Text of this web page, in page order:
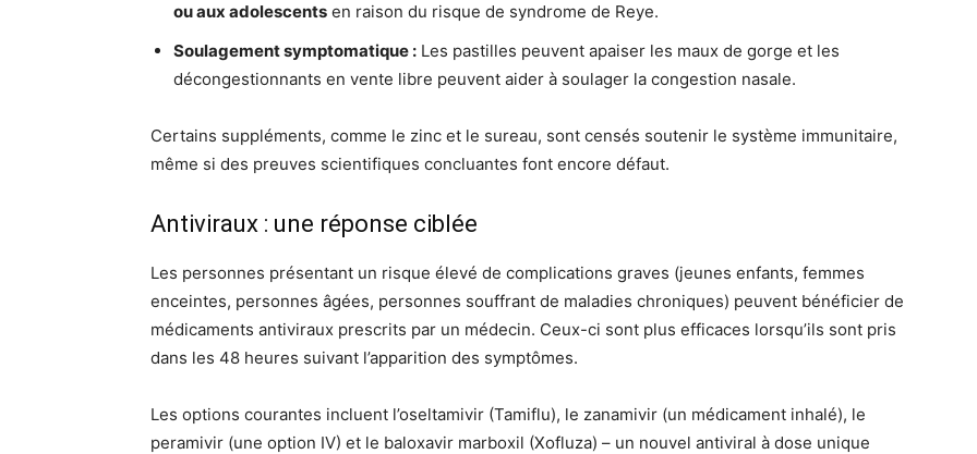
ou aux adolescents en raison du risque de syndrome de Reye.
Soulagement symptomatique : Les pastilles peuvent apaiser les maux de gorge et les
décongestionnants en vente libre peuvent aider à soulager la congestion nasale.
Certains suppléments, comme le zinc et le sureau, sont censés soutenir le système immunitaire,
même si des preuves scientifiques concluantes font encore défaut.
Antiviraux : une réponse ciblée
Les personnes présentant un risque élevé de complications graves (jeunes enfants, femmes
enceintes, personnes âgées, personnes souffrant de maladies chroniques) peuvent bénéficier de
médicaments antiviraux prescrits par un médecin. Ceux-ci sont plus efficaces lorsqu’ils sont pris
dans les 48 heures suivant l’apparition des symptômes.
Les options courantes incluent l’oseltamivir (Tamiflu), le zanamivir (un médicament inhalé), le
peramivir (une option IV) et le baloxavir marboxil (Xofluza) – un nouvel antiviral à dose unique